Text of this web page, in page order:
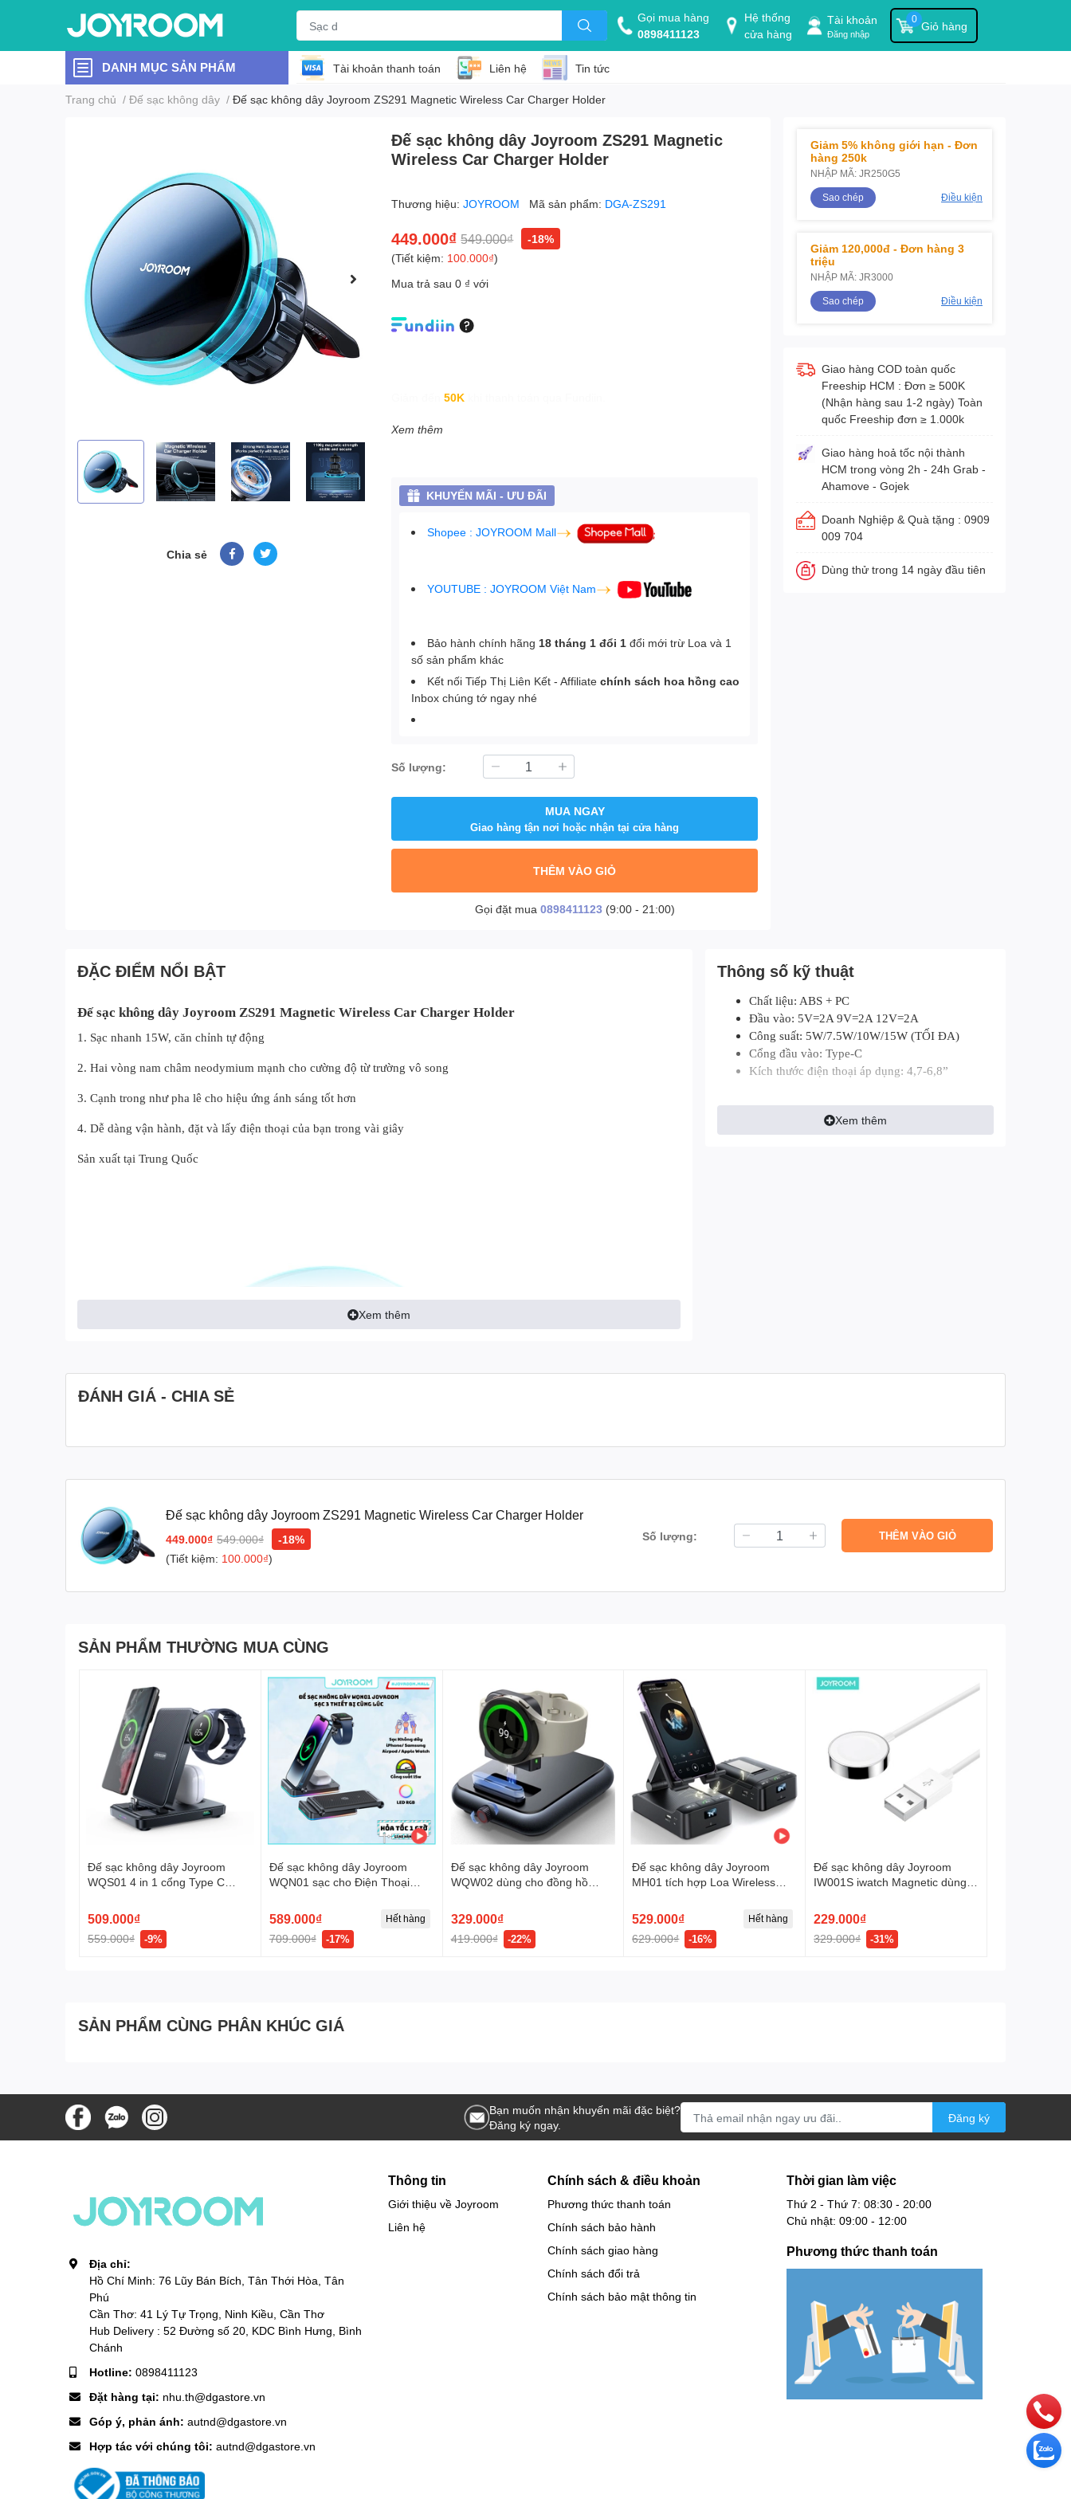
Gọi mua hàng
0898411123
Hệ thống
cửa hàng
Tài khoản
Đăng nhập
Giỏ hàng
0
DANH MỤC SẢN PHẨM Tài khoản thanh toán Liên hệ Tin tức
Trang chủ / Đế sạc không dây / Đế sạc không dây Joyroom ZS291 Magnetic Wireless Car Charger Holder
Chia sẻ
Đế sạc không dây Joyroom ZS291 Magnetic
Wireless Car Charger Holder
Thương hiệu:JOYROOM Mã sản phẩm: DGA-ZS291
449.000₫ 549.000₫
-18%
(Tiết kiệm: 100.000₫)
Mua trả sau 0 ₫ với
50K
Xem thêm
KHUYẾN MÃI - ƯU ĐÃI
Shopee : JOYROOM Mall
YOUTUBE : JOYROOM Việt Nam
Bảo hành chính hãng 18 tháng 1 đổi 1đổi mới trừ Loa và 1
số sản phẩm khác
Kết nối Tiếp Thị Liên Kết - Affiliatechính sách hoa hồng cao
Inbox chúng tớ ngay nhé
Số lượng:
MUA NGAY
Giao hàng tận nơi hoặc nhận tại cửa hàng
THÊM VÀO GIỎ
Gọi đặt mua 0898411123(9:00 - 21:00)
Giảm 5% không giới hạn - Đơn
hàng 250k
NHẬP MÃ: JR250G5
Sao chép
Điều kiện
Giảm 120,000đ - Đơn hàng 3
triệu
NHẬP MÃ: JR3000
Sao chép
Điều kiện
Giao hàng COD toàn quốc
Freeship HCM : Đơn ≥ 500K
(Nhận hàng sau 1-2 ngày) Toàn
quốc Freeship đơn ≥ 1.000k
Giao hàng hoả tốc nội thành
HCM trong vòng 2h - 24h Grab -
Ahamove - Gojek
Doanh Nghiệp & Quà tặng : 0909
009 704
Dùng thử trong 14 ngày đầu tiên
ĐẶC ĐIỂM NỔI BẬT
Đế sạc không dây Joyroom ZS291 Magnetic Wireless Car Charger Holder
1. Sạc nhanh 15W, căn chỉnh tự động
2. Hai vòng nam châm neodymium mạnh cho cường độ từ trường vô song
3. Cạnh trong như pha lê cho hiệu ứng ánh sáng tốt hơn
4. Dễ dàng vận hành, đặt và lấy điện thoại của bạn trong vài giây
Sản xuất tại Trung Quốc
Xem thêm
Thông số kỹ thuật
Chất liệu: ABS + PC
Đầu vào: 5V=2A 9V=2A 12V=2A
Công suất: 5W/7.5W/10W/15W (TỐI ĐA)
Cổng đầu vào: Type-C
Kích thước điện thoại áp dụng: 4,7-6,8”
Xem thêm
ĐÁNH GIÁ - CHIA SẺ
Đế sạc không dây Joyroom ZS291 Magnetic Wireless Car Charger Holder
449.000₫ 549.000₫
-18%
(Tiết kiệm: 100.000₫)
Số lượng: THÊM VÀO GIỎ
SẢN PHẨM THƯỜNG MUA CÙNG
Đế sạc không dây Joyroom
WQS01 4 in 1 cổng Type C
Android Magnetic Charging
Station for phone for watch for
earphone
509.000₫
559.000₫ -9%
Đế sạc không dây Joyroom
WQN01 sạc cho Điện Thoại
không dây cùng lúc 3 thiết bị
589.000₫
709.000₫ -17%
Hết hàng
Đế sạc không dây Joyroom
WQW02 dùng cho đồng hồ
Samsung Watch Charger
329.000₫
419.000₫ -22%
Đế sạc không dây Joyroom
MH01 tích hợp Loa Wireless
529.000₫
629.000₫ -16%
Hết hàng
Đế sạc không dây Joyroom
IW001S iwatch Magnetic dùng
Watch
229.000₫
329.000₫ -31%
SẢN PHẨM CÙNG PHÂN KHÚC GIÁ
Bạn muốn nhận khuyến mãi đặc biệt?
Đăng ký ngay.
Đăng ký
Địa chỉ:
Hồ Chí Minh: 76 Lũy Bán Bích, Tân Thới Hòa, Tân
Phú
Cần Thơ: 41 Lý Tự Trọng, Ninh Kiều, Cần Thơ
Hub Delivery : 52 Đường số 20, KDC Bình Hưng, Bình
Chánh
Hotline: 0898411123
Đặt hàng tại: nhu.th@dgastore.vn
Góp ý, phản ánh: autnd@dgastore.vn
Hợp tác với chúng tôi: autnd@dgastore.vn
Thông tin
Giới thiệu về Joyroom
Liên hệ
Chính sách & điều khoản
Phương thức thanh toán
Chính sách bảo hành
Chính sách giao hàng
Chính sách đổi trả
Chính sách bảo mật thông tin
Thời gian làm việc
Thứ 2 - Thứ 7: 08:30 - 20:00
Chủ nhật: 09:00 - 12:00
Phương thức thanh toán